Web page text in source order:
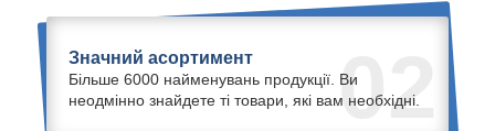
02
Значний асортимент
Більше 6000 найменувань продукції. Ви
неодмінно знайдете ті товари, які вам необхідні.